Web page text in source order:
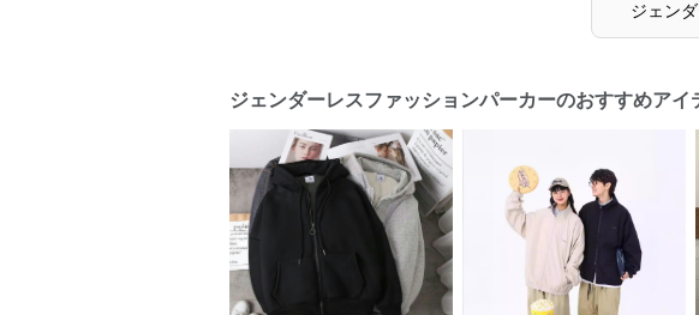
ジェン
ジェンダーレスファッションパーカーのおすすめアイ